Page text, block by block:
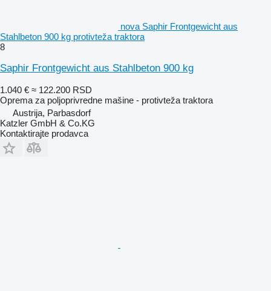
nova Saphir Frontgewicht aus
Stahlbeton 900 kg protivteža traktora
8
Saphir Frontgewicht aus Stahlbeton 900 kg
1.040 € ≈ 122.200 RSD
Oprema za poljoprivredne mašine - protivteža traktora
Austrija, Parbasdorf
Katzler GmbH & Co.KG
Kontaktirajte prodavca